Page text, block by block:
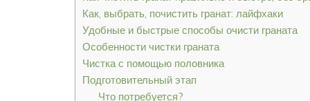
Как, выбрать, почистить гранат: лайфхаки
Удобные и быстрые способы очисти граната
Особенности чистки граната
Чистка с помощью половника
Подготовительный этап
Что потребуется?